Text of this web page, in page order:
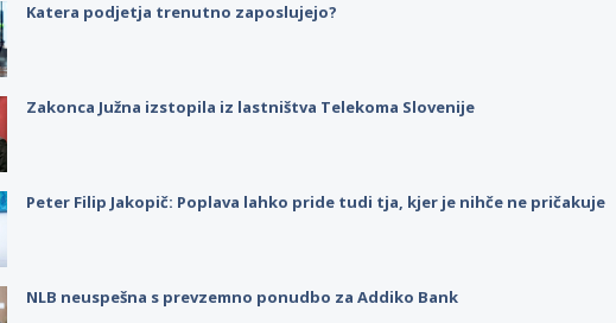
Katera podjetja trenutno zaposlujejo?
Zakonca Južna izstopila iz lastništva Telekoma Slovenije
Peter Filip Jakopič: Poplava lahko pride tudi tja, kjer je nihče ne pričakuje
NLB neuspešna s prevzemno ponudbo za Addiko Bank